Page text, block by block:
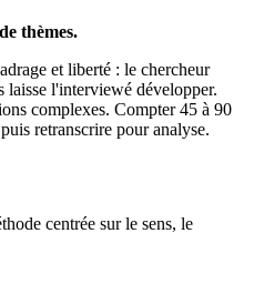
thèmes.
et liberté : le chercheur
laisse l'interviewé développer.
complexes. Compter 45 à 90
retranscrire pour analyse.
centrée sur le sens, le